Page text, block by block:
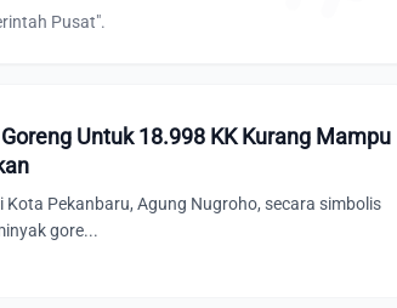
Pusat".
Untuk 18.998 KK Kurang Mampu
Kota Pekanbaru, Agung Nugroho, secara simbolis
gore...